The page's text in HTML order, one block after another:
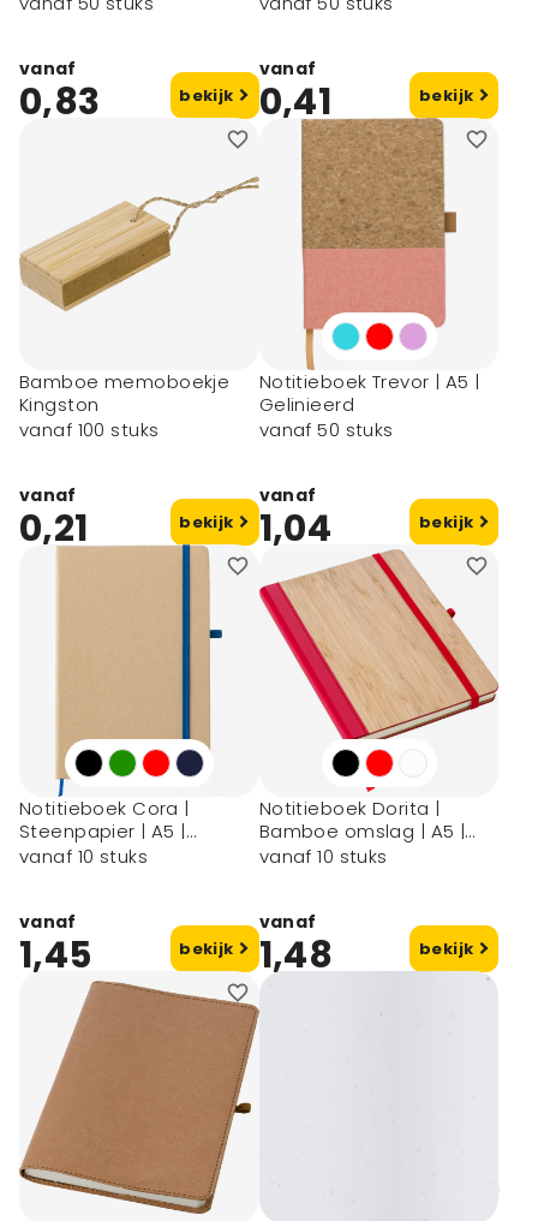
vanaf
0,83 bekijk
vanaf
0,41 bekijk
Bamboe memoboekje
Kingston
vanaf 100 stuks
vanaf
0,21 bekijk
Notitieboek Trevor | A5 |
Gelinieerd
vanaf 50 stuks
vanaf
1,04 bekijk
Notitieboek Cora |
Steenpapier | A5 |
Hardcover
vanaf 10 stuks
vanaf
1,45 bekijk
Notitieboek Dorita |
Bamboe omslag | A5 |
Gelijnd
vanaf 10 stuks
vanaf
1,48 bekijk